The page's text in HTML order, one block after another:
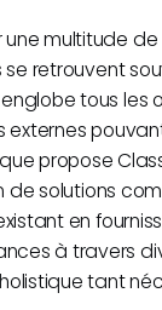
multitude
retrouvent
tous les
externes
propose
solutions
en
à travers
tant